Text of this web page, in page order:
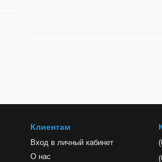
Клиентам
Вход в личный кабинет
О нас